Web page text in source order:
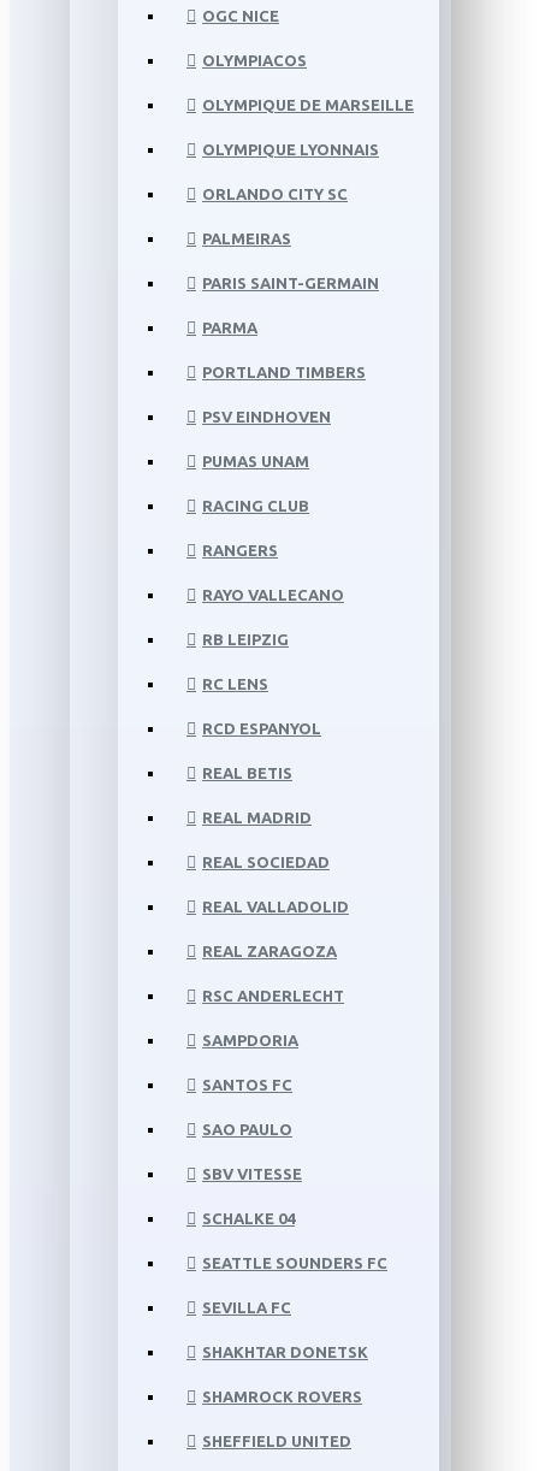
OGC NICE
OLYMPIACOS
OLYMPIQUE DE MARSEILLE
OLYMPIQUE LYONNAIS
ORLANDO CITY SC
PALMEIRAS
PARIS SAINT-GERMAIN
PARMA
PORTLAND TIMBERS
PSV EINDHOVEN
PUMAS UNAM
RACING CLUB
RANGERS
RAYO VALLECANO
RB LEIPZIG
RC LENS
RCD ESPANYOL
REAL BETIS
REAL MADRID
REAL SOCIEDAD
REAL VALLADOLID
REAL ZARAGOZA
RSC ANDERLECHT
SAMPDORIA
SANTOS FC
SAO PAULO
SBV VITESSE
SCHALKE 04
SEATTLE SOUNDERS FC
SEVILLA FC
SHAKHTAR DONETSK
SHAMROCK ROVERS
SHEFFIELD UNITED